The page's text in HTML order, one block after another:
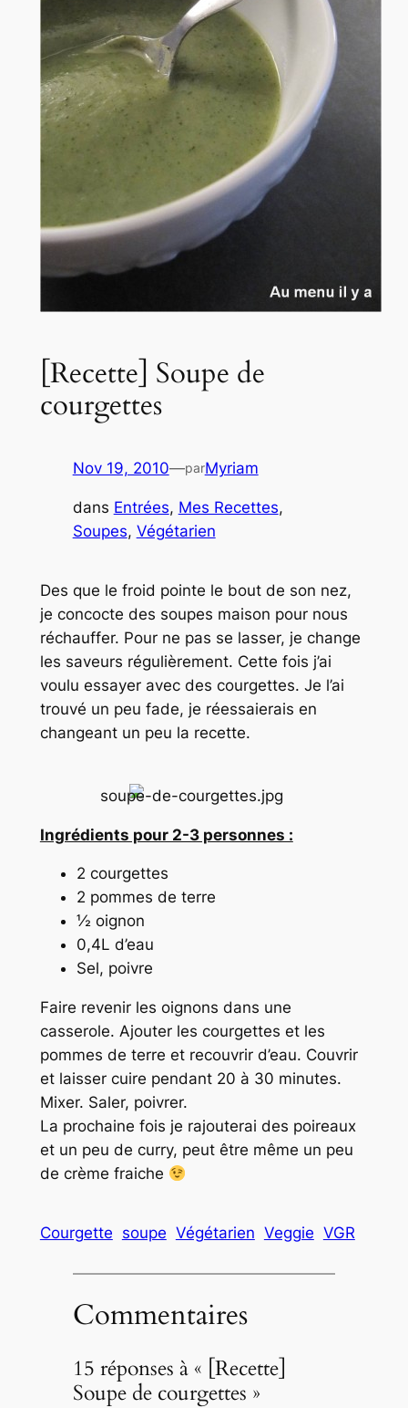
[Recette] Soupe de
courgettes
Nov 19, 2010—parMyriam
dans Entrées, Mes Recettes
Soupes, Végétarien
Des que le froid pointe le bout de son nez,
je concocte des soupes maison pour nous
réchauffer. Pour ne pas se lasser, je change
les saveurs régulièrement. Cette fois j’ai
voulu essayer avec des courgettes. Je l’ai
trouvé un peu fade, je réessaierais en
changeant un peu la recette.
Ingrédients pour 2-3 personnes :
2 courgettes
2 pommes de terre
½ oignon
0,4L d’eau
Sel, poivre
Faire revenir les oignons dans une
casserole. Ajouter les courgettes et les
pommes de terre et recouvrir d’eau. Couvrir
et laisser cuire pendant 20 à 30 minutes.
Mixer. Saler, poivrer.
La prochaine fois je rajouterai des poireaux
et un peu de curry, peut être même un peu
de crème fraiche
Courgette soupe Végétarien Veggie VGR
Commentaires
15 réponses à « [Recette]
Soupe de courgettes »